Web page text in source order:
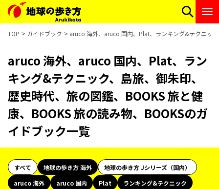
TOP ガイドブック aruco 海外、aruco 国内、Plat、ランキング&テクニッ
aruco 海外、aruco 国内、Plat、ラン
キング&テクニック、島旅、御朱印、
歴史時代、旅の図鑑、BOOKS 旅と健
康、BOOKS 旅の読み物、BOOKSのガ
イドブック一覧
すべて 地球の歩き方 海外
地球の歩き方 Jシリーズ（国内）
aruco 海外
aruco 国内 Plat
ランキング&テクニック